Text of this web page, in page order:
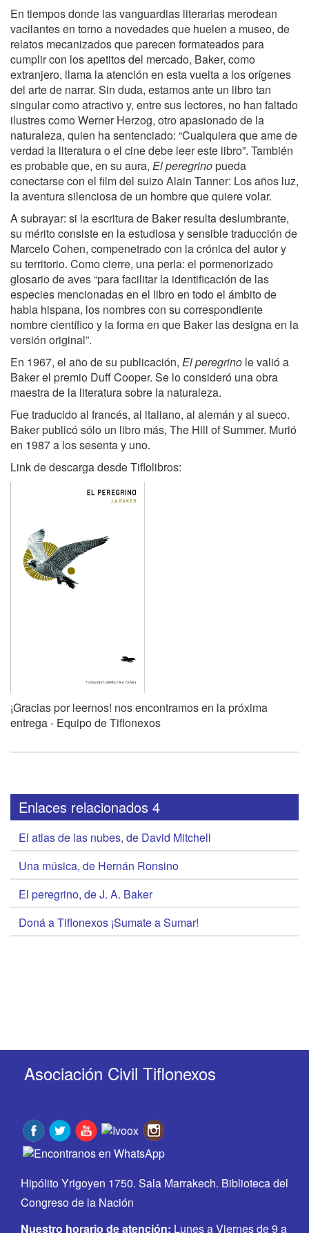
En tiempos donde las vanguardias literarias merodean
vacilantes en torno a novedades que huelen a museo, de
relatos mecanizados que parecen formateados para
cumplir con los apetitos del mercado, Baker, como
extranjero, llama la atención en esta vuelta a los orígenes
del arte de narrar. Sin duda, estamos ante un libro tan
singular como atractivo y, entre sus lectores, no han faltado
ilustres como Werner Herzog, otro apasionado de la
naturaleza, quien ha sentenciado: “Cualquiera que ame de
verdad la literatura o el cine debe leer este libro”. También
es probable que, en su aura, El peregrinopueda
conectarse con el film del suizo Alain Tanner: Los años luz,
la aventura silenciosa de un hombre que quiere volar.
A subrayar: si la escritura de Baker resulta deslumbrante,
su mérito consiste en la estudiosa y sensible traducción de
Marcelo Cohen, compenetrado con la crónica del autor y
su territorio. Como cierre, una perla: el pormenorizado
glosario de aves “para facilitar la identificación de las
especies mencionadas en el libro en todo el ámbito de
habla hispana, los nombres con su correspondiente
nombre científico y la forma en que Baker las designa en la
versión original”.
En 1967, el año de su publicación, El peregrino le valió a
Baker el premio Duff Cooper. Se lo consideró una obra
maestra de la literatura sobre la naturaleza.
Fue traducido al francés, al italiano, al alemán y al sueco.
Baker publicó sólo un libro más, The Hill of Summer. Murió
en 1987 a los sesenta y uno.
Link de descarga desde Tiflolibros:
¡Gracias por leernos! nos encontramos en la próxima
entrega - Equipo de Tiflonexos
Enlaces relacionados 4
El atlas de las nubes, de David Mitchell
Una música, de Hernán Ronsino
El peregrino, de J. A. Baker
Doná a Tiflonexos ¡Sumate a Sumar!
Asociación Civil Tiflonexos
Hipólito Yrigoyen 1750. Sala Marrakech. Biblioteca del
Congreso de la Nación
Nuestro horario de atención: Lunes a Viernes de 9 a